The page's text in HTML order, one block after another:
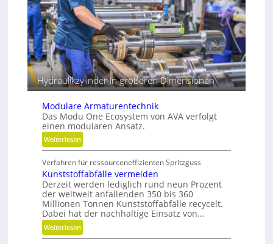
e
s
s
e
i
b
e
r
Hydraulikzylinder in größeren Dimensionen
Modulare Armaturentechnik
Das Modu One Ecosystem von AVA verfolgt
einen modularen Ansatz.
Weiterlesen:
M
o
d
u
l
r
e
Verfahren für ressourceneffizienten Spritzguss
Kunststoffabfälle vermeiden
Derzeit werden lediglich rund neun Prozent
der weltweit anfallenden 350 bis 360
Millionen Tonnen Kunststoffabfälle recycelt.
Dabei hat der nachhaltige Einsatz von…
Weiterlesen:
K